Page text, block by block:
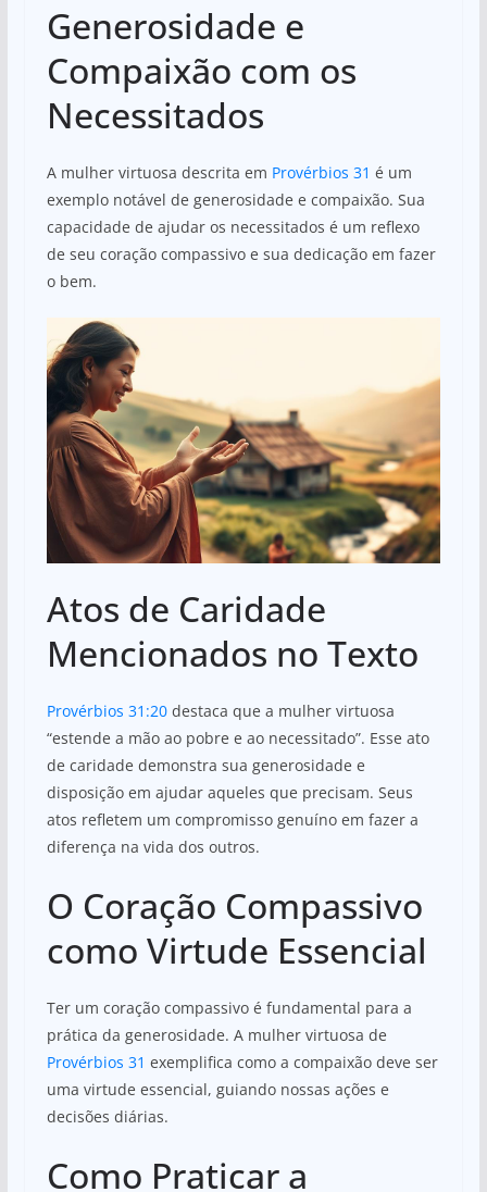
Generosidade e
Compaixão com os
Necessitados
A mulher virtuosa descrita em Provérbios 31 é um
exemplo notável de generosidade e compaixão. Sua
capacidade de ajudar os necessitados é um reflexo
de seu coração compassivo e sua dedicação em fazer
o bem.
Atos de Caridade
Mencionados no Texto
Provérbios 31:20destaca que a mulher virtuosa
“estende a mão ao pobre e ao necessitado”. Esse ato
de caridade demonstra sua generosidade e
disposição em ajudar aqueles que precisam. Seus
atos refletem um compromisso genuíno em fazer a
diferença na vida dos outros.
O Coração Compassivo
como Virtude Essencial
Ter um coração compassivo é fundamental para a
prática da generosidade. A mulher virtuosa de
Provérbios 31 exemplifica como a compaixão deve ser
uma virtude essencial, guiando nossas ações e
decisões diárias.
Como Praticar a